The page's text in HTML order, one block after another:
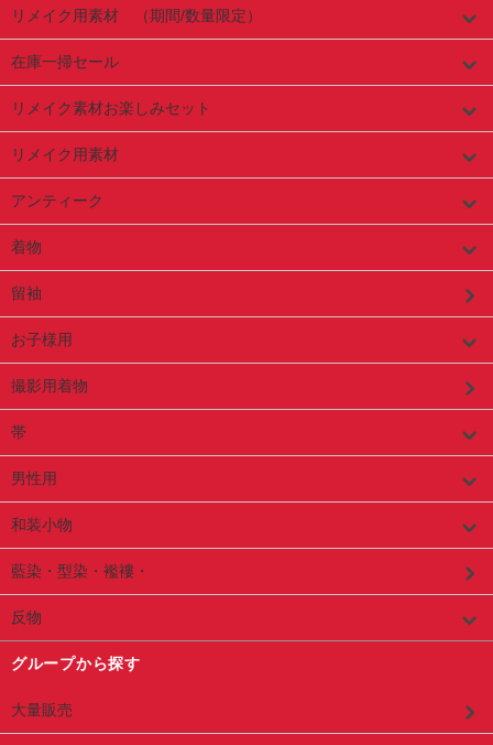
リメイク用素材 （期間/数量限定）
在庫一掃セール
リメイク素材お楽しみセット
リメイク用素材
アンティーク
着物
留袖
お子様用
撮影用着物
帯
男性用
和装小物
藍染・型染・襤褸・
反物
グループから探す
大量販売